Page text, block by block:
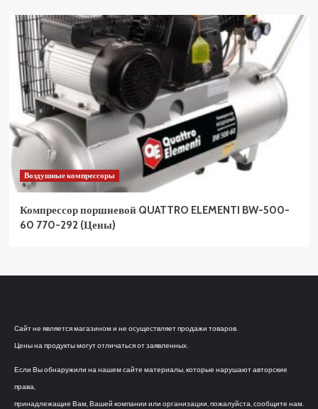
Воздушные компрессоры
Компрессор поршневой QUATTRO ELEMENTI BW-500-
60 770-292 (Цены)
Сайт не является магазином и не осуществляет продажи товаров.
Цены на продукты могут отличаться от заявленных.
Если Вы обнаружили на нашем сайте материалы, которые нарушают авторские
права,
принадлежащие Вам, Вашей компании или организации, пожалуйста, сообщите нам.